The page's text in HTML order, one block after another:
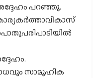
പറഞ്ഞു.
സാമൂഹിക